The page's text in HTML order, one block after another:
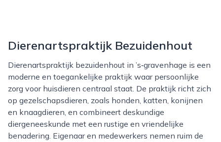
Dierenartspraktijk Bezuidenhout
Dierenartspraktijk bezuidenhout in ’s‑gravenhage is een
moderne en toegankelijke praktijk waar persoonlijke
zorg voor huisdieren centraal staat. De praktijk richt zich
op gezelschapsdieren, zoals honden, katten, konijnen
en knaagdieren, en combineert deskundige
diergeneeskunde met een rustige en vriendelijke
benadering. Eigenaar en medewerkers nemen ruim de